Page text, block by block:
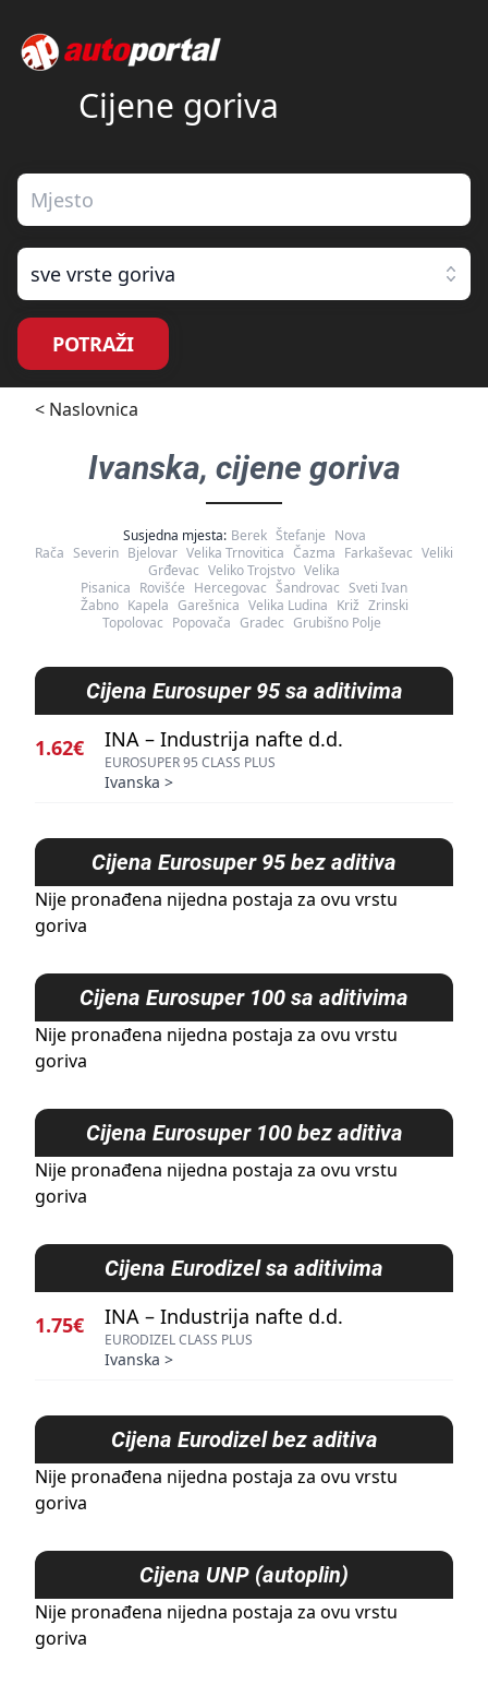
Cijene goriva
sve vrste goriva
POTRAŽI
< Naslovnica
Ivanska, cijene goriva
Susjedna mjesta: Berek Štefanje Nova
Rača Severin Bjelovar Velika Trnovitica Čazma Farkaševac Veliki
Grđevac Veliko Trojstvo Velika
Pisanica Rovišće Hercegovac Šandrovac Sveti Ivan
Žabno Kapela Garešnica Velika Ludina Križ Zrinski
Topolovac Popovača Gradec Grubišno Polje
Cijena Eurosuper 95 sa aditivima
1.62€ INA – Industrija nafte d.d.
EUROSUPER 95 CLASS PLUS
Ivanska >
Cijena Eurosuper 95 bez aditiva
Nije pronađena nijedna postaja za ovu vrstu
goriva
Cijena Eurosuper 100 sa aditivima
Nije pronađena nijedna postaja za ovu vrstu
goriva
Cijena Eurosuper 100 bez aditiva
Nije pronađena nijedna postaja za ovu vrstu
goriva
Cijena Eurodizel sa aditivima
1.75€ INA – Industrija nafte d.d.
EURODIZEL CLASS PLUS
Ivanska >
Cijena Eurodizel bez aditiva
Nije pronađena nijedna postaja za ovu vrstu
goriva
Cijena UNP (autoplin)
Nije pronađena nijedna postaja za ovu vrstu
goriva